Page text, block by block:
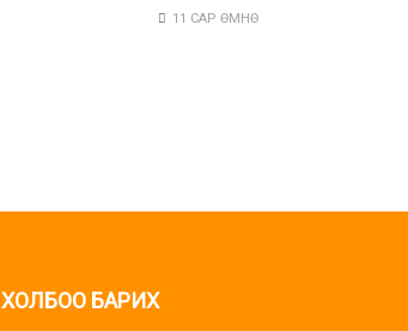
11 САР ӨМНӨ
ХОЛБОО БАРИХ